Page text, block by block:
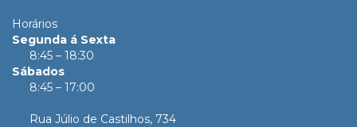
Horários
Segunda á Sexta
8:45 – 18:30
Sábados
8:45 – 17:00
Rua Júlio de Castilhos, 734